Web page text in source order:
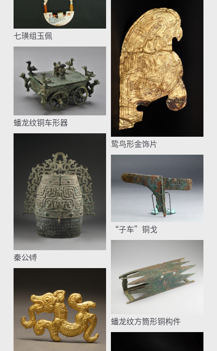
七璜组玉佩
鸷鸟形金饰片
蟠龙纹铜车形器
秦公镈
“子车”铜戈
蟠龙纹方筒形铜构件